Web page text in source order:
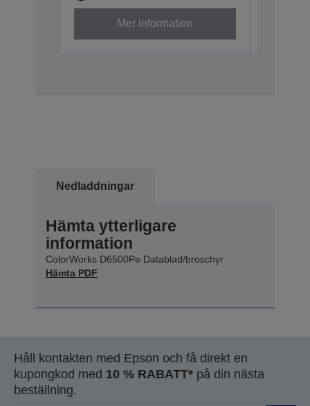
Mer information
Nedladdningar
Hämta ytterligare
information
ColorWorks D6500Pe Datablad/broschyr
Hämta PDF
Håll kontakten med Epson och få direkt en
kupongkod med 10 % RABATT* på din nästa
beställning.